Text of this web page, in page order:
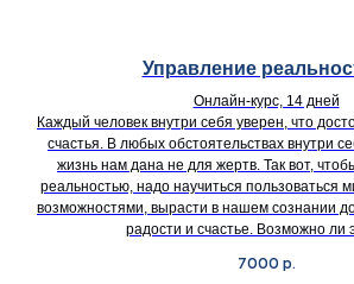
Управление
Онлайн-курс, 14 дней
Каждый человек внутри себя уверен, что
счастья. В любых обстоятельствах внутри
жизнь нам дана не для жертв. Так вот,
реальностью, надо научиться пользоваться
возможностями, вырасти в нашем сознании
радости и счастье. Возможно ли
7000 р.